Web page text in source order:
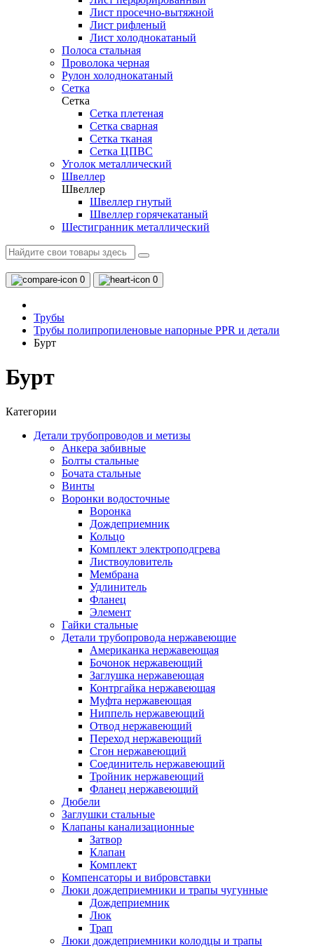
Лист просечно-вытяжной
Лист рифленый
Лист холоднокатаный
Полоса стальная
Проволока черная
Рулон холоднокатаный
Сетка
Сетка
Сетка плетеная
Сетка сварная
Сетка тканая
Сетка ЦПВС
Уголок металлический
Швеллер
Швеллер
Швеллер гнутый
Швеллер горячекатаный
Шестигранник металлический
0 0
Трубы
Трубы полипропиленовые напорные PPR и детали
Бурт
Бурт
Категории
Детали трубопроводов и метизы
Анкера забивные
Болты стальные
Бочата стальные
Винты
Воронки водосточные
Воронка
Дождеприемник
Кольцо
Комплект электроподгрева
Листвоуловитель
Мембрана
Удлинитель
Фланец
Элемент
Гайки стальные
Детали трубопровода нержавеющие
Американка нержавеющая
Бочонок нержавеющий
Заглушка нержавеющая
Контргайка нержавеющая
Муфта нержавеющая
Ниппель нержавеющий
Отвод нержавеющий
Переход нержавеющий
Сгон нержавеющий
Соединитель нержавеющий
Тройник нержавеющий
Фланец нержавеющий
Дюбели
Заглушки стальные
Клапаны канализационные
Затвор
Клапан
Комплект
Компенсаторы и вибровставки
Люки дождеприемники и трапы чугунные
Дождеприемник
Люк
Трап
Люки дождеприемники колодцы и трапы